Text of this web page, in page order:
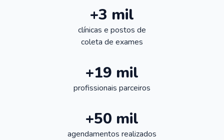
+3 mil
clínicas e postos de
coleta de exames
+19 mil
profissionais parceiros
+50 mil
agendamentos realizados